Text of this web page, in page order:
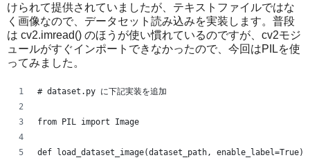
けられて提供されていましたが、テキストファイルではな
く画像なので、データセット読み込みを実装します。普段
は cv2.imread() のほうが使い慣れているのですが、cv2モジ
ュールがすぐインポートできなかったので、今回はPILを使
ってみました。
# dataset.py に下記実装を追加
from PIL import Image
def load_dataset_image(dataset_path, enable_label=True):